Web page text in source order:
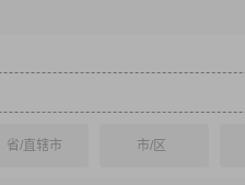
省/直辖市 市/区